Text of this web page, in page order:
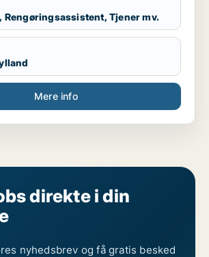
Rengøringsassistent, Tjener mv.
Mere info
direkte i din
nyhedsbrev og få gratis besked